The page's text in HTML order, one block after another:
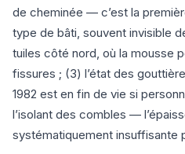
de cheminée — c’est la
type de bâti, souvent invisible
tuiles côté nord, où la mousse
fissures ; (3) l’état des
1982 est en fin de vie si
l’isolant des combles —
systématiquement insuffisante